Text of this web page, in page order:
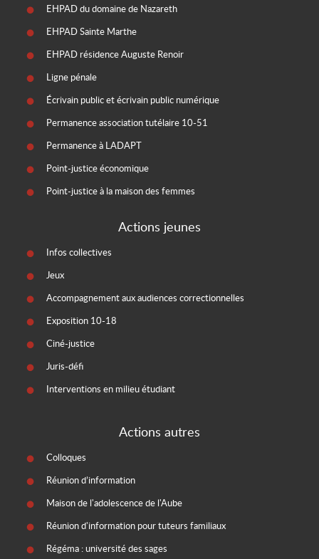
EHPAD du domaine de Nazareth
EHPAD Sainte Marthe
EHPAD résidence Auguste Renoir
Ligne pénale
Écrivain public et écrivain public numérique
Permanence association tutélaire 10-51
Permanence à LADAPT
Point-justice économique
Point-justice à la maison des femmes
Actions jeunes
Infos collectives
Jeux
Accompagnement aux audiences correctionnelles
Exposition 10-18
Ciné-justice
Juris-défi
Interventions en milieu étudiant
Actions autres
Colloques
Réunion d’information
Maison de l'adolescence de l'Aube
Réunion d'information pour tuteurs familiaux
Régéma : université des sages